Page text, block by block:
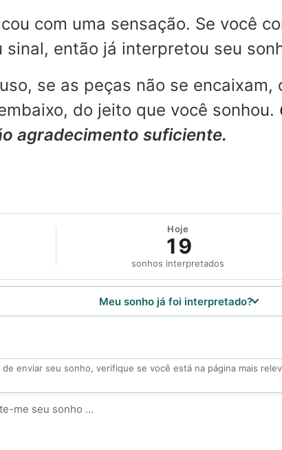
com uma sensação. Se você
sinal, então já interpretou seu
se as peças não se
do jeito que você sonhou.
agradecimento suficiente.
Hoje
19
sonhos interpretados
Meu sonho já foi interpretado?
enviar seu sonho, verifique se você está na página mais